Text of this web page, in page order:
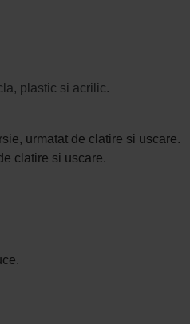
plastic si acrilic.
urmatat de clatire si uscare.
clatire si uscare.